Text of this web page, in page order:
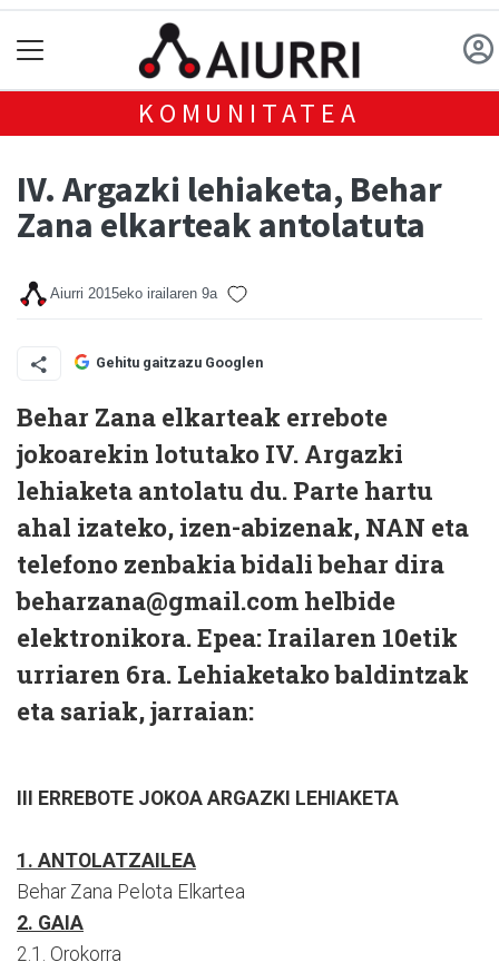
KOMUNITATEA
IV. Argazki lehiaketa, Behar
Zana elkarteak antolatuta
Aiurri 2015eko irailaren 9a
Gehitu gaitzazu Googlen
Behar Zana elkarteak errebote
jokoarekin lotutako IV. Argazki
lehiaketa antolatu du. Parte hartu
ahal izateko, izen-abizenak, NAN eta
telefono zenbakia bidali behar dira
beharzana@gmail.com helbide
elektronikora. Epea: Irailaren 10etik
urriaren 6ra. Lehiaketako baldintzak
eta sariak, jarraian:
III ERREBOTE JOKOA ARGAZKI LEHIAKETA
1. ANTOLATZAILEA
Behar Zana Pelota Elkartea
2. GAIA
2.1. Orokorra